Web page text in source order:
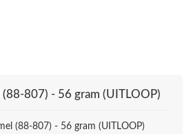
807) - 56 gram (UITLOOP)
(88-807) - 56 gram (UITLOOP)